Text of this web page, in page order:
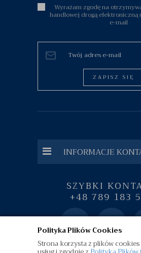
Polityka Plików Cookies
Strona korzysta z plików
Wyrażam zgodę na
handlowej drogą elektroniczną
e-mail
ZAPISZ SIĘ
INFORMACJE
SZYBKI
+48 789 183